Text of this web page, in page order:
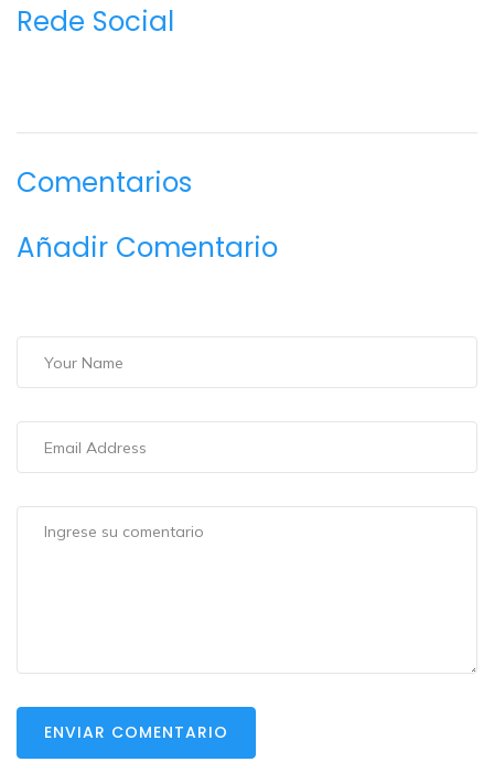
Rede Social
Comentarios
Añadir Comentario
ENVIAR COMENTARIO